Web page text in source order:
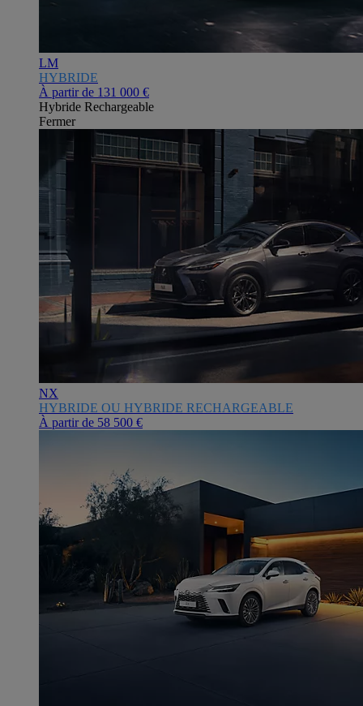
LM
HYBRIDE
À partir de 131 000 €
Hybride Rechargeable
Fermer
NX
HYBRIDE OU HYBRIDE RECHARGEABLE
À partir de 58 500 €